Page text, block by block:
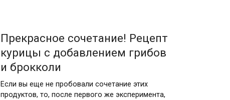
Прекрасное сочетание! Рецепт
курицы с добавлением грибов
и брокколи
Если вы еще не пробовали сочетание этих
продуктов, то, после первого же эксперимента,